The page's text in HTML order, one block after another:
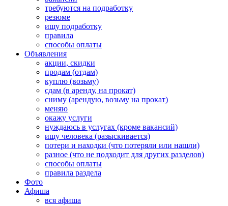
требуются на подработку
резюме
ищу подработку
правила
способы оплаты
Объявления
акции, скидки
продам (отдам)
куплю (возьму)
сдам (в аренду, на прокат)
сниму (арендую, возьму на прокат)
меняю
окажу услуги
нуждаюсь в услугах (кроме вакансий)
ищу человека (разыскивается)
потери и находки (что потеряли или нашли)
разное (что не подходит для других разделов)
способы оплаты
правила раздела
Фото
Афиша
вся афиша